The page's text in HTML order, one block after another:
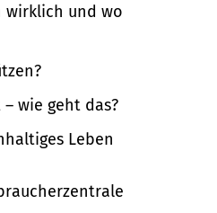
wirklich und wo
wie geht das?
Leben